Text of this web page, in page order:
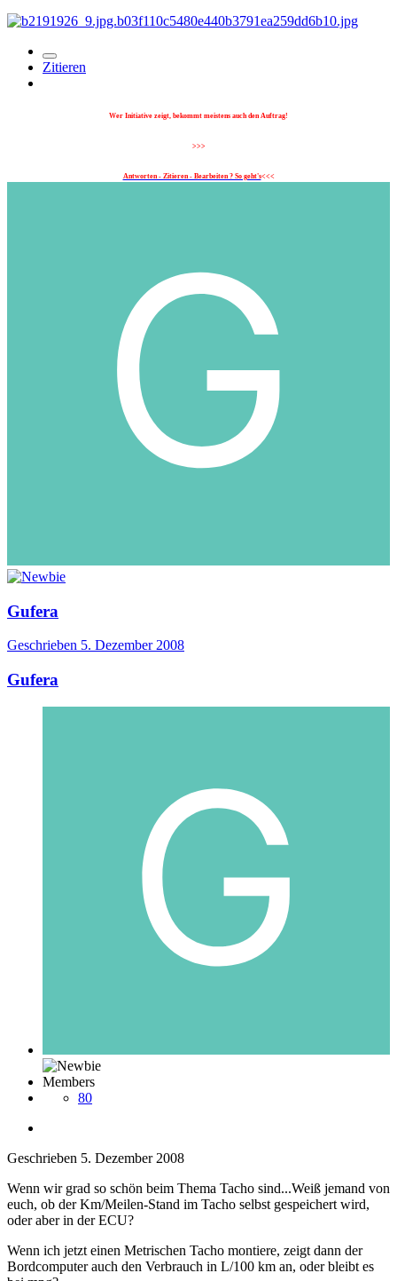
Zitieren
Wer Initiative zeigt, bekommt meistens auch den Auftrag!
>>>
Antworten - Zitieren - Bearbeiten ? So geht's<<<
Gufera
Geschrieben 5. Dezember 2008
Gufera
Members
80
Geschrieben 5. Dezember 2008
Wenn wir grad so schön beim Thema Tacho sind...Weiß jemand von
euch, ob der Km/Meilen-Stand im Tacho selbst gespeichert wird,
oder aber in der ECU?
Wenn ich jetzt einen Metrischen Tacho montiere, zeigt dann der
Bordcomputer auch den Verbrauch in L/100 km an, oder bleibt es